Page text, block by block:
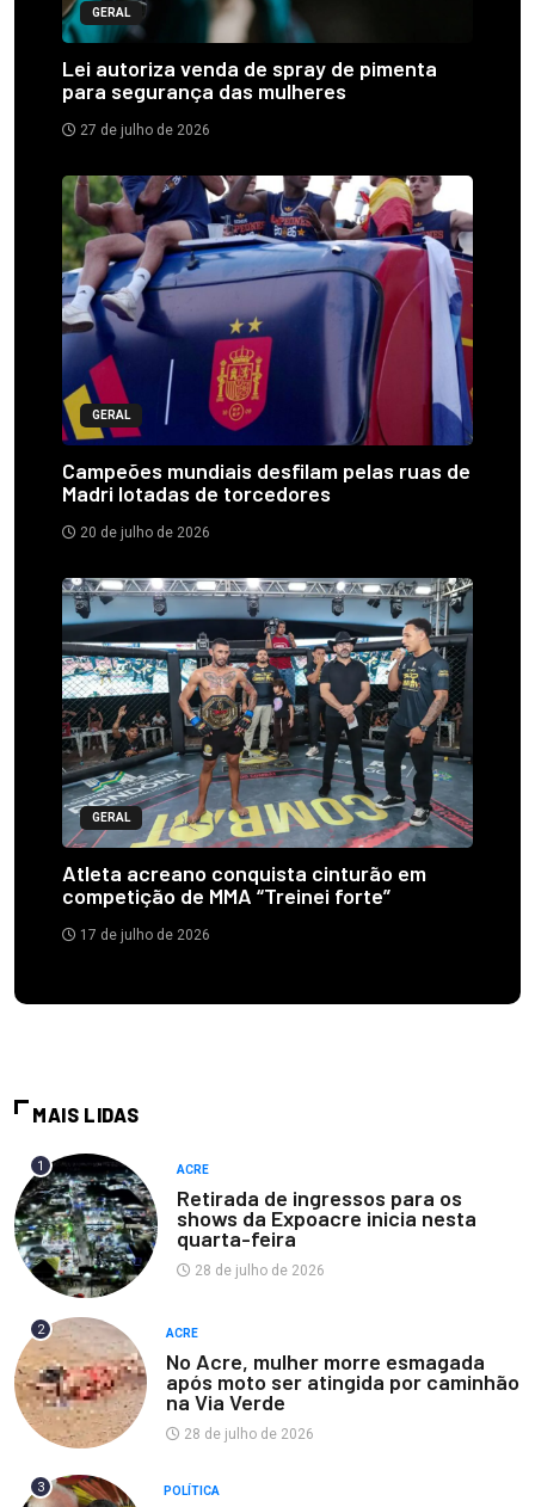
GERAL
Lei autoriza venda de spray de pimenta
para segurança das mulheres
27 de julho de 2026
GERAL
Campeões mundiais desfilam pelas ruas de
Madri lotadas de torcedores
20 de julho de 2026
GERAL
Atleta acreano conquista cinturão em
competição de MMA “Treinei forte”
17 de julho de 2026
MAIS LIDAS
1 ACRE
Retirada de ingressos para os
shows da Expoacre inicia nesta
quarta-feira
28 de julho de 2026
2 ACRE
No Acre, mulher morre esmagada
após moto ser atingida por caminhão
na Via Verde
28 de julho de 2026
3 POLÍTICA